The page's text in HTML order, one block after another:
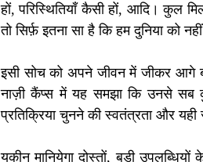
हों, परिस्थितियाँ कैसी हों, आदि। कुल
तो सिर्फ़ इतना सा है कि हम दुनिया
इसी सोच को अपने जीवन में जीकर आगे
नाज़ी कैंप्स में यह समझा कि उनसे सब
प्रतिक्रिया चुनने की स्वतंत्रता और
यकीन मानियेगा दोस्तों, बड़ी